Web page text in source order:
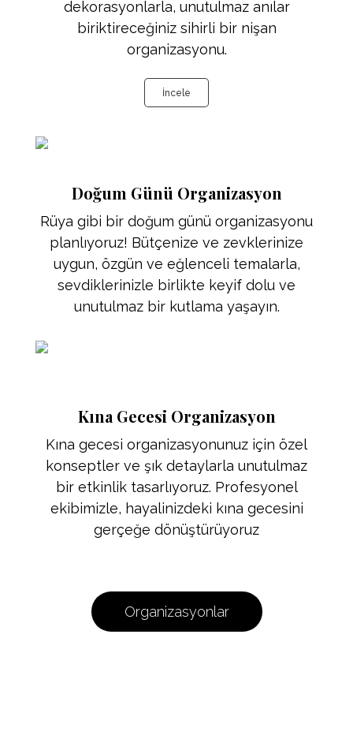
dekorasyonlarla, unutulmaz anılar
biriktireceğiniz sihirli bir nişan
organizasyonu.
İncele
Doğum Günü Organizasyon
Rüya gibi bir doğum günü organizasyonu
planlıyoruz! Bütçenize ve zevklerinize
uygun, özgün ve eğlenceli temalarla,
sevdiklerinizle birlikte keyif dolu ve
unutulmaz bir kutlama yaşayın.
Kına Gecesi Organizasyon
Kına gecesi organizasyonunuz için özel
konseptler ve şık detaylarla unutulmaz
bir etkinlik tasarlıyoruz. Profesyonel
ekibimizle, hayalinizdeki kına gecesini
gerçeğe dönüştürüyoruz
Organizasyonlar